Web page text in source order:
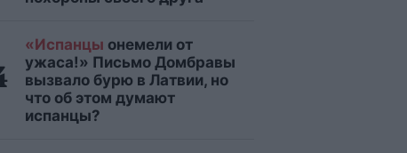
«Испанцы онемели от
ужаса!» Письмо Домбравы
вызвало бурю в Латвии, но
что об этом думают
испанцы?